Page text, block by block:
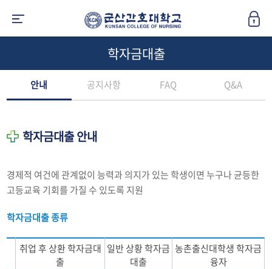
학자금대출
안내 공지사항 FAQ Q&A
학자금대출 안내
경제적 여건에 관계없이 능력과 의지가 있는 학생이면 누구나 균등한
고등교육 기회를 가질 수 있도록 지원
학자금대출 종류
취업 후 상환 학자금대
출
일반 상황 학자금
대출
농촌출신대학생 학자금
융자